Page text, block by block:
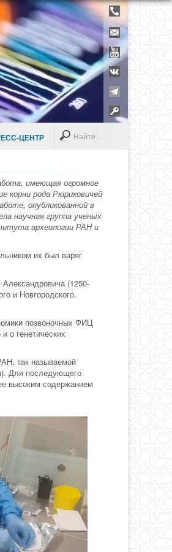
ЦЕНТР
Search
имеющая огромное
корни рода Рюриковичей
опубликованной в
научная группа ученых
археологии РАН и
их был варяг
(1250-
и Новгородского.
позвоночных ФИЦ
о генетических
так называемой
Для последующего
высоким содержанием